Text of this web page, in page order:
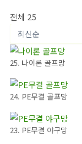
전체 25
25. 나이론 골프망
24. PE무결 골프망
23. PE무결 야구망